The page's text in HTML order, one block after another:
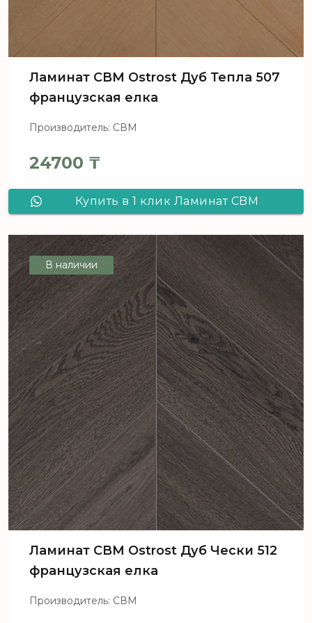
Ламинат CBM Ostrost Дуб Тепла 507
французская елка
Производитель: СВМ
24700 ₸
Купить в 1 клик Ламинат CBM
елка
В наличии
Ламинат CBM Ostrost Дуб Чески 512
французская елка
Производитель: СВМ